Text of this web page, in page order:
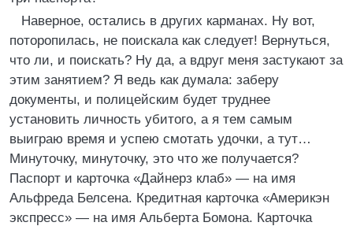
Наверное, остались в других карманах. Ну вот,
поторопилась, не поискала как следует! Вернуться,
что ли, и поискать? Ну да, а вдруг меня застукают за
этим занятием? Я ведь как думала: заберу
документы, и полицейским будет труднее
установить личность убитого, а я тем самым
выиграю время и успею смотать удочки, а тут…
Минуточку, минуточку, это что же получается?
Паспорт и карточка «Дайнерз клаб» — на имя
Альфреда Белсена. Кредитная карточка «Америкэн
экспресс» — на имя Альберта Бомона. Карточка